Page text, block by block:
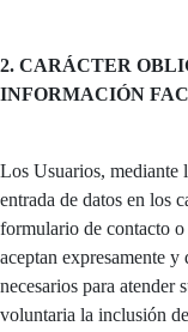
2. CARÁCTER
INFORMACIÓN
Los Usuarios, mediante
entrada de datos en los
formulario de contacto o
aceptan expresamente
necesarios para atender
voluntaria la inclusión